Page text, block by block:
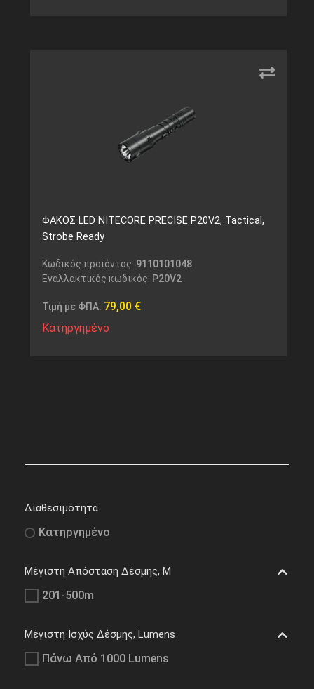
ΦΑΚΟΣ LED NITECORE PRECISE P20V2, Tactical,
Strobe Ready
Κωδικός προϊόντος: 9110101048
Εναλλακτικός κωδικός: P20V2
Τιμή με ΦΠΑ: 79,00 €
Κατηργημένο
Διαθεσιμότητα
Κατηργημένο
Μέγιστη Απόσταση Δέσμης, M
201-500m
Μέγιστη Ισχύς Δέσμης, Lumens
Πάνω Από 1000 Lumens